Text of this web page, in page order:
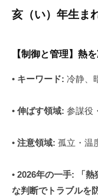
亥（い）年生ま
【制御と管理】熱
• キーワード: 冷静、
• 伸ばす領域: 参謀役
• 注意領域: 孤立・温
• 2026年の一手:
「
な判断でトラブルを